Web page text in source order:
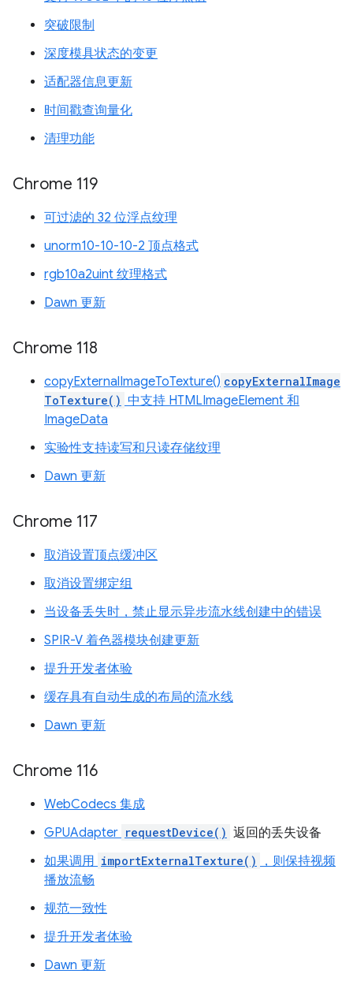
突破限制
深度模具状态的变更
适配器信息更新
时间戳查询量化
清理功能
Chrome 119
可过滤的 32 位浮点纹理
unorm10-10-10-2 顶点格式
rgb10a2uint 纹理格式
Dawn 更新
Chrome 118
copyExternalImageToTexture() copyExternalImage
ToTexture() 中支持 HTMLImageElement 和
ImageData
实验性支持读写和只读存储纹理
Dawn 更新
Chrome 117
取消设置顶点缓冲区
取消设置绑定组
当设备丢失时，禁止显示异步流水线创建中的错误
SPIR-V 着色器模块创建更新
提升开发者体验
缓存具有自动生成的布局的流水线
Dawn 更新
Chrome 116
WebCodecs 集成
GPUAdapter requestDevice() 返回的丢失设备
如果调用 importExternalTexture()
，则保持视频
播放流畅
规范一致性
提升开发者体验
Dawn 更新